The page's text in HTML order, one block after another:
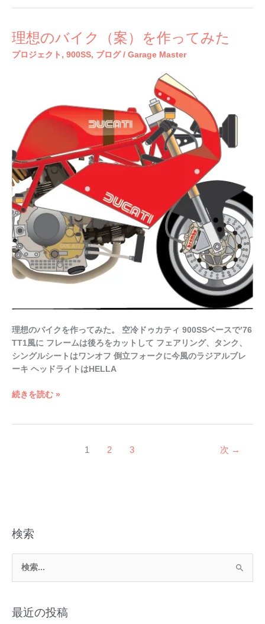
理想のバイク（案）を作ってみた
プロジェクト , 900SS, ブログ/ Garage Master
理想のバイクを作ってみた。 空冷ドゥカティ 900SSベースで’76
TT1風に フレームは後ろをカットして フェアリング、タンク、
シングルシートはワンオフ 倒立フォークに今風のラジアルブレ
ーキ ヘッドライトはHELLA
理
の
っ
て
み
た
続きを読む »
1 2 3 次 →
検索
象
最近の投稿